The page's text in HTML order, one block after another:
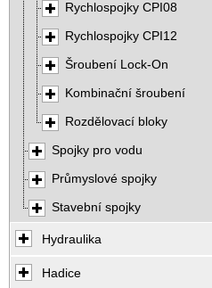
Rychlospojky CPI08
Rychlospojky CPI12
Šroubení Lock-On
Kombinační šroubení
Rozdělovací bloky
Spojky pro vodu
Průmyslové spojky
Stavební spojky
Hydraulika
Hadice